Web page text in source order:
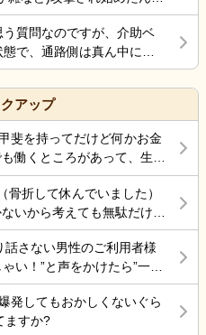
についてアドバイスがあ
という
について知識を得たいと
ていただけると幸いで
ます。
りました。 母親は、病院
電話をしたら 案の定、興
なかったみたいです。 自分
けるようになったのです
る感じなので、怖くて 会
ーマネージャーさんその
包括ケアーに入れた方がい
れていたのですが、興奮
飲んだ表情が忘れられな
断に迷っている状況です。
ーマネージャーさんは怒
。 毎日、散歩と昼食は寿
体と頭を洗ってあげ、朝昼
レに行く度に麦茶を飲んで
質問なのですが、介助ベ
で、通路側は真ん中にベ
いだって言われたのです
中に
れるスペースは十分にあ
れが普通かと思うのです
員会でそう言われてるみ
アップ
斐を持ってだけど何かお金
働くところがあって、生き
うね。 一番辛いのは、お金
で今日も頑張ろうと思う。
から楽しそうです。私も古
辛くなく毎日そこそこ楽し
していませんが、誰もが上
んなつぶやきです、では仕
折して休んでいました）
いから考えても無駄だけど
さない男性のご利用者様
い！”と声をかけたら”一緒
そういう想像を上回るよう
しいんだよな。 まだ入って
発してもおかしくないぐら
れてますか?